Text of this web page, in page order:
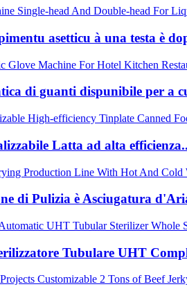
asetticu à una testa è
di guanti dispunibile per a
Latta ad alta
di Pulizia è Asciugatura
Tubulare UHT